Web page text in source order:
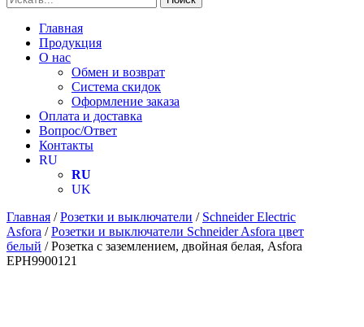
Главная
Продукция
О нас
Обмен и возврат
Система скидок
Оформление заказа
Оплата и доставка
Вопрос/Ответ
Контакты
RU
RU
UK
Главная /Розетки и выключатели / Schneider Electric
Asfora /Розетки и выключатели Schneider Asfora цвет
белый / Розетка с заземлением, двойная белая, Asfora
EPH9900121